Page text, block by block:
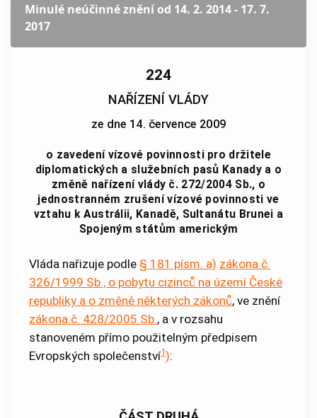
Minulé neúčinné zněníod 14. 2. 2014 - 17. 7.
2017
224
NAŘÍZENÍ VLÁDY
ze dne 14. července 2009
o zavedení vízové povinnosti pro držitele
diplomatických a služebních pasů Kanady a o
změně nařízení vlády č. 272/2004 Sb., o
jednostranném zrušení vízové povinnosti ve
vztahu k Austrálii, Kanadě, Sultanátu Brunei a
Spojeným státům americkým
Vláda nařizuje podle § 181 písm. a) zákona č.
326/1999 Sb., o pobytu cizinců na území České
republiky a o změně některých zákonů, ve znění
zákona č. 428/2005 Sb., a v rozsahu
stanoveném přímo použitelným předpisem
Evropských společenství1):